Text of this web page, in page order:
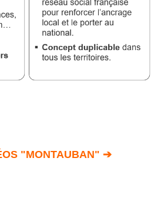
"MONTAUBAN" ➔